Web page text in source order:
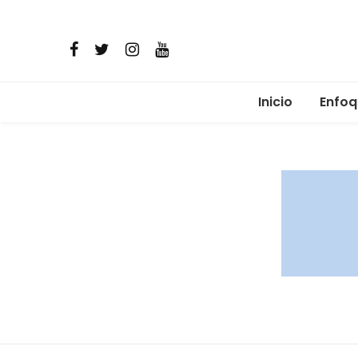
Inicio